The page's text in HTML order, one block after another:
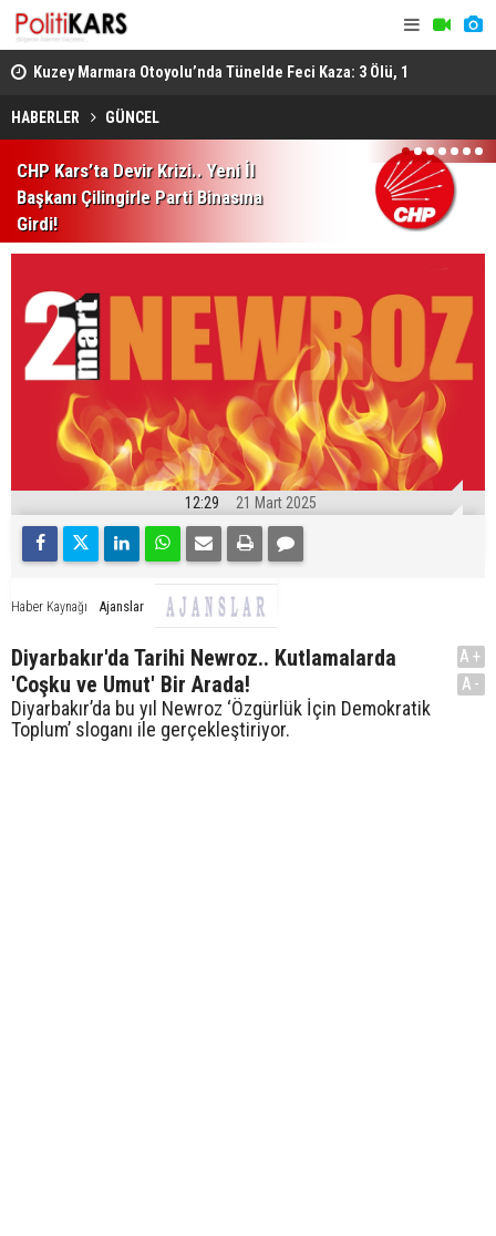
Kuzey Marmara Otoyolu’nda Tünelde Feci Kaza: 3 Ölü, 1
Ağır Yaralı
HABERLER GÜNCEL
CHP Kars’ta Devir Krizi.. Yeni İl
Başkanı Çilingirle Parti Binasına
Girdi!
1 2 3 4 5 6 7
12:29 21 Mart 2025
Haber Kaynağı Ajanslar
Diyarbakır'da Tarihi Newroz.. Kutlamalarda
'Coşku ve Umut' Bir Arada!
Diyarbakır’da bu yıl Newroz ‘Özgürlük İçin Demokratik
Toplum’ sloganı ile gerçekleştiriyor.
A+
A-